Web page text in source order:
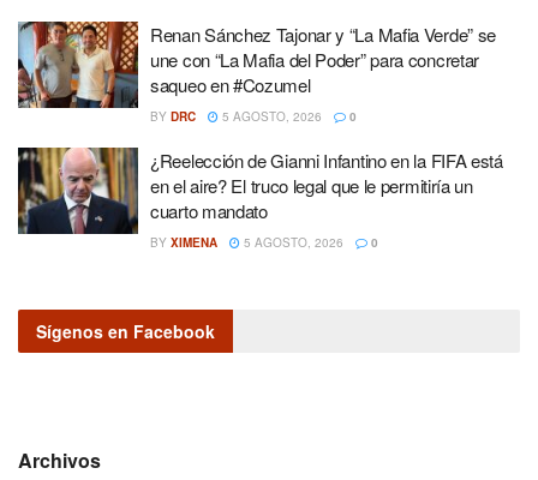
Renan Sánchez Tajonar y “La Mafia Verde” se
une con “La Mafia del Poder” para concretar
saqueo en #Cozumel
BY DRC 5 AGOSTO, 2026 0
¿Reelección de Gianni Infantino en la FIFA está
en el aire? El truco legal que le permitiría un
cuarto mandato
BY XIMENA 5 AGOSTO, 2026 0
Sígenos en Facebook
Archivos